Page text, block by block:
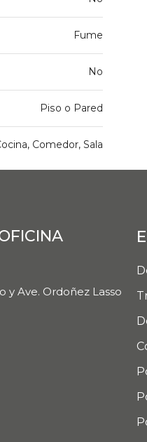
Fume
No
Piso o Pared
Comedor, Sala
y Ave. Ordoñez Lasso